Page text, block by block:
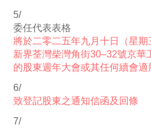
5/
委任代表表格
將於二零二五年九月十日（星
新界荃灣柴灣角街30–32號京華
的股東週年大會或其任何續會
6/
致登記股東之通知信函及回條
7/